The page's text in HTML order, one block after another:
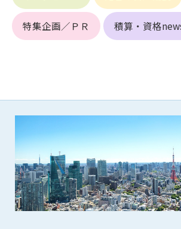
特集企画／ＰＲ 積算・資格
その他形態を問わず、第三者に利用させる
ん。
3. 会員は、IDおよびパスワードの管理不十分
す。
(1) 第三者または管理者の著作権、その他知
る行為
(2) 第三者または管理者の財産、プライバシ
為
(3) 第三者または管理者を誹謗中傷する行為
(4) 有害なコンピュータプログラム等を送信